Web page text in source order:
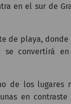
en el sur de
de playa,
se convertirá
de los
en